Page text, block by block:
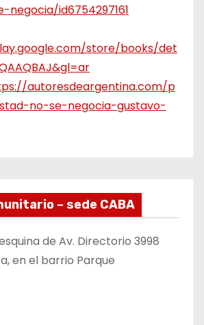
id6754297161
store/books/det
autoresdeargentina.com/p
no-se-negocia-gustavo-
– sede CABA
de Av. Directorio 3998
en el barrio Parque